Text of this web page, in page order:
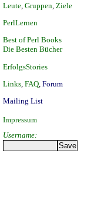
Leute Gruppen Ziele
PerlLernen
Best of Perl Books
Die Besten Bücher
ErfolgsStories
Links FAQ Forum
Mailing List
Impressum
Username: